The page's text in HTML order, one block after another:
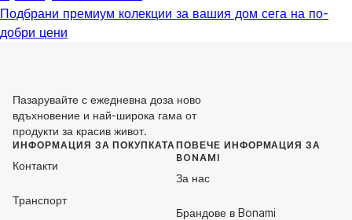
Подбрани премиум колекции за вашия дом сега на по-
добри цени
Пазарувайте с ежедневна доза ново
вдъхновение и най-широка гама от
продукти за красив живот.
ИНФОРМАЦИЯ ЗА ПОКУПКАТА
Контакти
Транспорт
ПОВЕЧЕ ИНФОРМАЦИЯ ЗА
BONAMI
За нас
Брандове в Bonami